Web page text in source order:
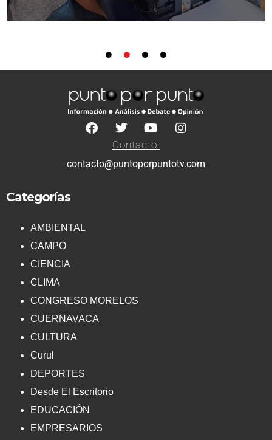
Contacto:
contacto@puntoporpuntotv.com
Categorías
AMBIENTAL
CAMPO
CIENCIA
CLIMA
CONGRESO MORELOS
CUERNAVACA
CULTURA
Curul
DEPORTES
Desde El Escritorio
EDUCACIÓN
EMPRESARIOS